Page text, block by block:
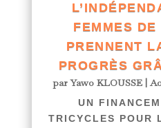
FEMMES
PRENNENT
PROGRÈS
parYawo KLOUSSE |
UN
TRICYCLES POUR